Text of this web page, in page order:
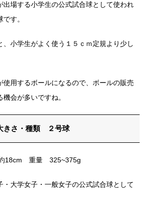
出場する小学生の公式試合球として使われ
す。
、小学生がよく使う１５ｃｍ定規より少し
使用するボールになるので、ボールの販売
会が多いですね。
きさ・種類 ２号球
18cm 重量 325~375g
・大学女子・一般女子の公式試合球として